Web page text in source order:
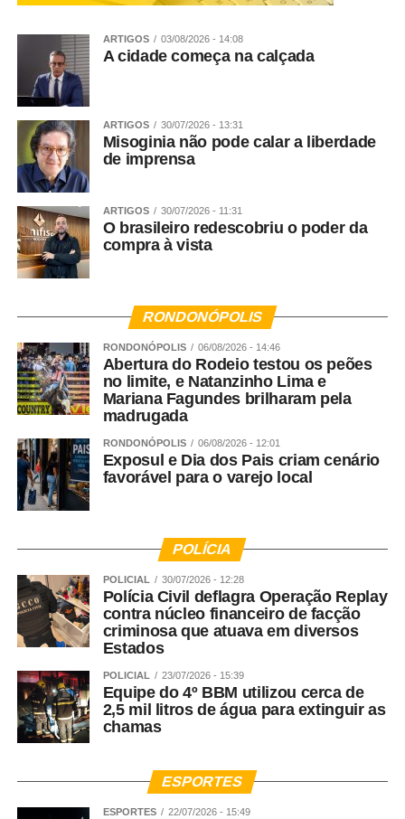
ARTIGOS 03/08/2026 - 14:08
A cidade começa na calçada
ARTIGOS 30/07/2026 - 13:31
Misoginia não pode calar a liberdade
de imprensa
ARTIGOS 30/07/2026 - 11:31
O brasileiro redescobriu o poder da
compra à vista
RONDONÓPOLIS
RONDONÓPOLIS 06/08/2026 - 14:46
Abertura do Rodeio testou os peões
no limite, e Natanzinho Lima e
Mariana Fagundes brilharam pela
madrugada
RONDONÓPOLIS 06/08/2026 - 12:01
Exposul e Dia dos Pais criam cenário
favorável para o varejo local
POLÍCIA
POLICIAL 30/07/2026 - 12:28
Polícia Civil deflagra Operação Replay
contra núcleo financeiro de facção
criminosa que atuava em diversos
Estados
POLICIAL 23/07/2026 - 15:39
Equipe do 4º BBM utilizou cerca de
2,5 mil litros de água para extinguir as
chamas
ESPORTES
ESPORTES 22/07/2026 - 15:49